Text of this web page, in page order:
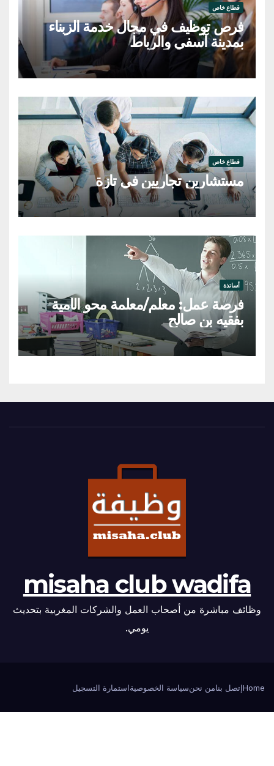
قطاع خاص
فرص توظيف في مجال خدمة الزبناء
بمدينة آسفي والرباط
قطاع خاص
مستشارين تجاريين في تازة
أساتذة
فرصة عمل: معلم/معلمة محو الأمية
بفقيه بن صالح
misaha club wadifa
وظائف مباشرة من أصحاب العمل والشركات المغربية بتحديث
يومي.
Homeإتصل بنامن نحنسياسة الخصوصيةاستمارة التسجيل